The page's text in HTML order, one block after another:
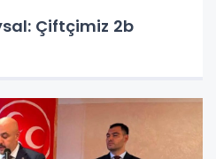
Çiftçimiz 2b